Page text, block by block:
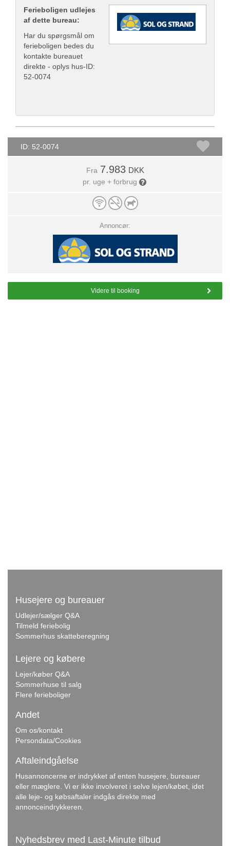
Ferieboligen udlejes
af dette bureau:
Har du spørgsmål om
ferieboligen bedes du
kontakte bureauet
direkte - oplys hus-ID:
52-0074
ID: 52-0074
Fra 7.983 DKK
pr. uge + forbrug
Annoncør:
Videre til booking
Husejere og bureauer
Udlejer/sælger Q&A
Tilmeld feriebolig
Sommerhus skatteberegning
Lejere og købere
Lejer/køber Q&A
Sommerhuse til salg
Flere ferieboliger
Andet
Om os/kontakt
Persondata/Cookies
Aftaleindgåelse
Husannoncerne er indrykket af enten husejere, bureauer
eller mæglere. Vi er ikke involveret i selve lejen/købet, idet
alle leje- og købsaftaler indgås direkte med
annonceindrykkeren.
Nyhedsbrev med Last-Minute tilbud